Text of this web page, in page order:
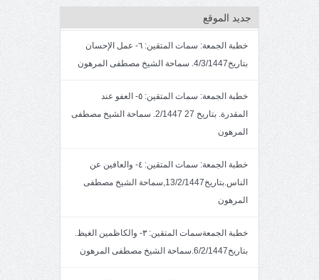
جديد الموقع
خطبة الجمعة: سمات المتقين: ٦- عمل الإحسان
بتاريخ4/3/1447. سماحة الشيخ مصطفى المرهون
خطبة الجمعة: سمات المتقين: ٥- العفو عند
المقدرة. بتاريخ 27 2/1447. سماحة الشيخ مصطفى
المرهون
خطبة الجمعة: سمات المتقين: ٤- والعافين عن
الناس.بتاريخ13/2/1447,سماحة الشيخ مصطفى
المرهون
خطبة الجمعةسمات المتقين: ٣- والكاظمين الغيظ.
بتاريخ6/2/1447.سماحة الشيخ مصطفى المرهون